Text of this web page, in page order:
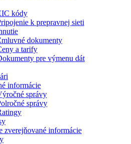
kódy
k prepravnej sieti
dokumenty
a tarify
pre výmenu dát
informácie
správy
správy
zverejňované informácie